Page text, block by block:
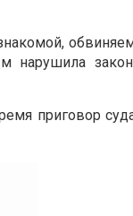
нарушила
приговор